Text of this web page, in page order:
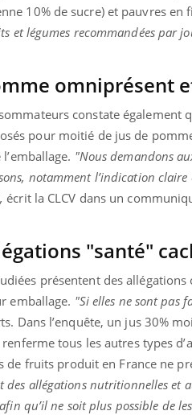
10% de sucre) et pauvres en
et légumes recommandées par
omniprésent
constate également
pour moitié de jus de
"Nous demandons
notamment l’indication
écrit la CLCV dans un
"santé"
présentent des
emballage. "Si elles ne sont pas
Dans l’enquête, un jus 30%
renferme tous les autres types
de fruits produit en France ne
des allégations nutritionnelles
qu’il ne soit plus possible de